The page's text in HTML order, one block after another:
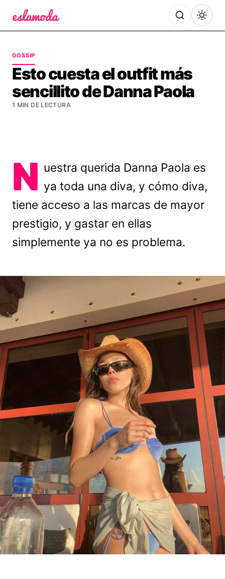
GOSSIP
Esto cuesta el outfit más
sencillito de Danna Paola
1 MIN DE LECTURA
N uestra querida Danna Paola es
ya toda una diva, y cómo diva,
tiene acceso a las marcas de mayor
prestigio, y gastar en ellas
simplemente ya no es problema.